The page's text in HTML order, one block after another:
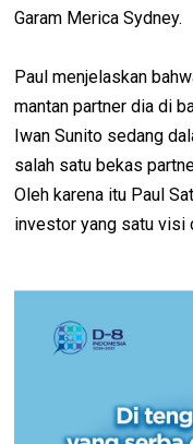
Garam Merica Sydney.
Paul menjelaskan
mantan partner dia di
Iwan Sunito sedang
salah satu bekas
Oleh karena itu Paul
investor yang satu visi